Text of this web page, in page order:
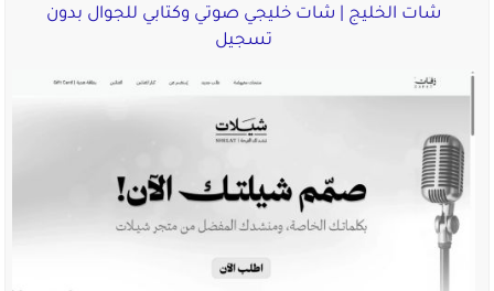
شات الخليج | شات خليجي صوتي وكتابي للجوال بدون
تسجيل